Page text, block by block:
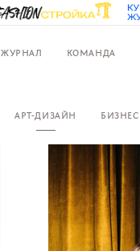
ЖУРНАЛ КОМАНДА
АРТ-ДИЗАЙН БИЗНЕС